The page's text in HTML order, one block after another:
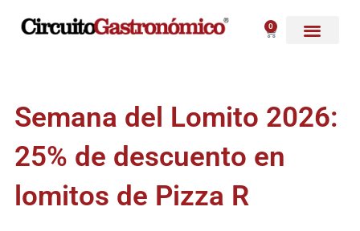
0
Carrito
Semana del Lomito 2026:
25% de descuento en
lomitos de Pizza R